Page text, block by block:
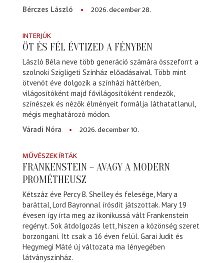
Bérczes László
2026. december 28.
INTERJÚK
ÖT ÉS FÉL ÉVTIZED A FÉNYBEN
László Béla neve több generáció számára összeforrt a
szolnoki Szigligeti Színház előadásaival. Több mint
ötvenöt éve dolgozik a színházi háttérben,
világosítóként majd fővilágosítóként rendezők,
színészek és nézők élményeit formálja láthatatlanul,
mégis meghatározó módon.
Váradi Nóra
2026. december 10.
MŰVÉSZEK ÍRTÁK
FRANKENSTEIN – AVAGY A MODERN
PROMÉTHEUSZ
Kétszáz éve Percy B. Shelley és felesége, Mary a
baráttal, Lord Bayronnal írósdit játszottak. Mary 19
évesen így írta meg az ikonikussá vált Frankenstein
regényt. Sok átdolgozás lett, hiszen a közönség szeret
borzongani. Itt csak a 16 éven felül. Garai Judit és
Hegymegi Máté új változata ma lényegében
látványszínház.